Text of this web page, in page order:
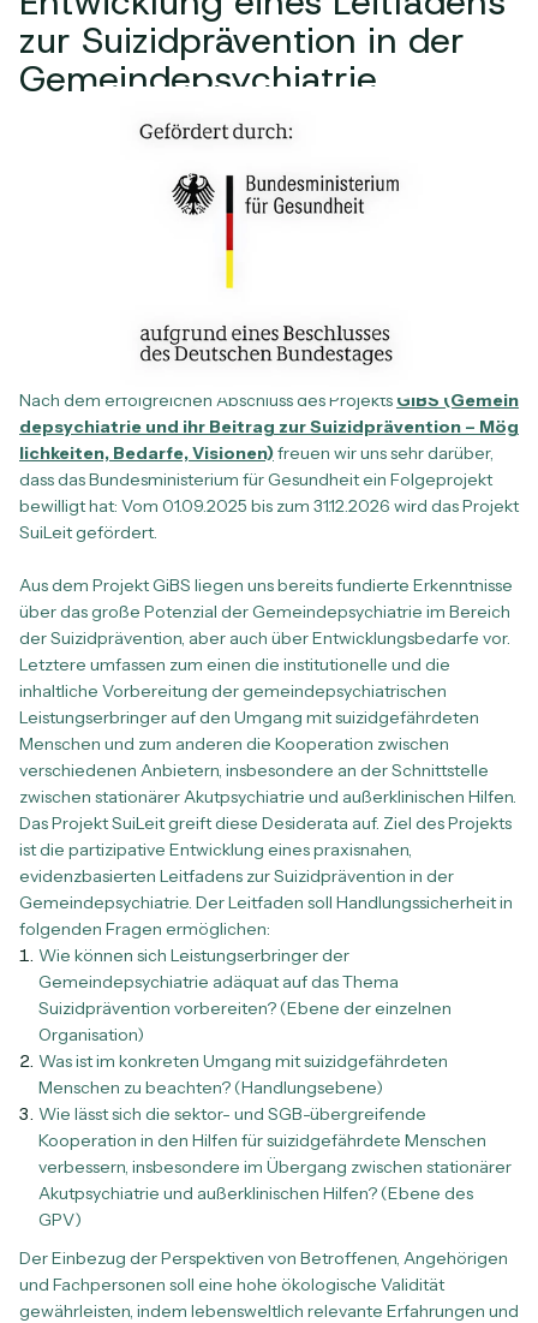
zur Suizidprävention in der
Gemeindepsychiatrie
Nach dem erfolgreichen Abschluss des Projekts GiBS (Gemein
depsychiatrie und ihr Beitrag zur Suizidprävention – Mög
lichkeiten, Bedarfe, Visionen)freuen wir uns sehr darüber,
dass das Bundesministerium für Gesundheit ein Folgeprojekt
bewilligt hat: Vom 01.09.2025 bis zum 31.12.2026 wird das Projekt
SuiLeit gefördert.
Aus dem Projekt GiBS liegen uns bereits fundierte Erkenntnisse
über das große Potenzial der Gemeindepsychiatrie im Bereich
der Suizidprävention, aber auch über Entwicklungsbedarfe vor.
Letztere umfassen zum einen die institutionelle und die
inhaltliche Vorbereitung der gemeindepsychiatrischen
Leistungserbringer auf den Umgang mit suizidgefährdeten
Menschen und zum anderen die Kooperation zwischen
verschiedenen Anbietern, insbesondere an der Schnittstelle
zwischen stationärer Akutpsychiatrie und außerklinischen Hilfen.
Das Projekt SuiLeit greift diese Desiderata auf. Ziel des Projekts
ist die partizipative Entwicklung eines praxisnahen,
evidenzbasierten Leitfadens zur Suizidprävention in der
Gemeindepsychiatrie. Der Leitfaden soll Handlungssicherheit in
folgenden Fragen ermöglichen:
Wie können sich Leistungserbringer der
Gemeindepsychiatrie adäquat auf das Thema
Suizidprävention vorbereiten? (Ebene der einzelnen
Organisation)
Was ist im konkreten Umgang mit suizidgefährdeten
Menschen zu beachten? (Handlungsebene)
Wie lässt sich die sektor- und SGB-übergreifende
Kooperation in den Hilfen für suizidgefährdete Menschen
verbessern, insbesondere im Übergang zwischen stationärer
Akutpsychiatrie und außerklinischen Hilfen? (Ebene des
GPV)
Der Einbezug der Perspektiven von Betroffenen, Angehörigen
und Fachpersonen soll eine hohe ökologische Validität
gewährleisten, indem lebensweltlich relevante Erfahrungen und